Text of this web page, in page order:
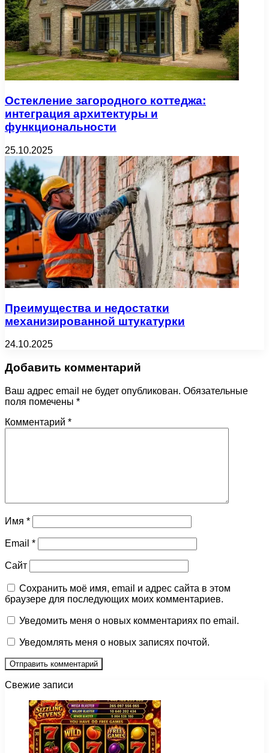
Остекление загородного коттеджа:
интеграция архитектуры и
функциональности
25.10.2025
Преимущества и недостатки
механизированной штукатурки
24.10.2025
Добавить комментарий
Ваш адрес email не будет опубликован. Обязательные
поля помечены *
Комментарий *
Имя *
Email *
Сайт
Сохранить моё имя, email и адрес сайта в этом
браузере для последующих моих комментариев.
Уведомить меня о новых комментариях по email.
Уведомлять меня о новых записях почтой.
Свежие записи